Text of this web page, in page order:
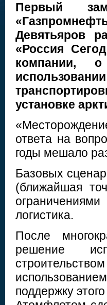
Первый
Девятьяров
«Россия
компании,
установке
ответа на
годы мешало
Базовых
(ближайшая
логистика.
После
решение
поддержку